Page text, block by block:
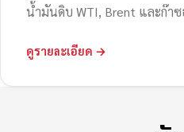
น้ำมันดิบ WTI, Brent และก๊า
ดูรายละเอียด →